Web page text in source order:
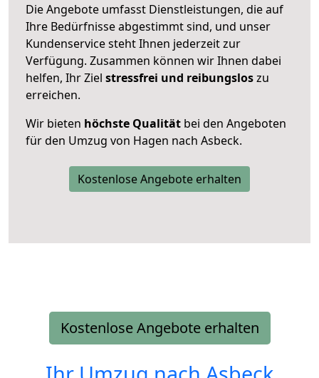
Die Angebote umfasst Dienstleistungen, die auf
Ihre Bedürfnisse abgestimmt sind, und unser
Kundenservice steht Ihnen jederzeit zur
Verfügung. Zusammen können wir Ihnen dabei
helfen, Ihr Ziel stressfrei und reibungsloszu
erreichen.
Wir bieten höchste Qualität bei den Angeboten
für den Umzug von Hagen nach Asbeck.
Kostenlose Angebote erhalten
Kostenlose Angebote erhalten